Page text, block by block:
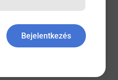
csak ezt jelenti: számos
etikátlan – a
üzlettársa,
Bejelentkezés